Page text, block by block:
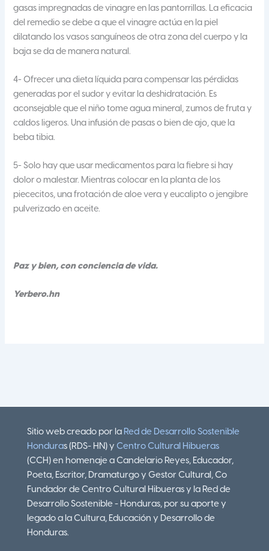
gasas impregnadas de vinagre en las pantorrillas. La eficacia
del remedio se debe a que el vinagre actúa en la piel
dilatando los vasos sanguíneos de otra zona del cuerpo y la
baja se da de manera natural.
4- Ofrecer una dieta líquida para compensar las pérdidas
generadas por el sudor y evitar la deshidratación. Es
aconsejable que el niño tome agua mineral, zumos de fruta y
caldos ligeros. Una infusión de pasas o bien de ajo, que la
beba tibia.
5- Solo hay que usar medicamentos para la fiebre si hay
dolor o malestar. Mientras colocar en la planta de los
piececitos, una frotación de aloe vera y eucalipto o jengibre
pulverizado en aceite.
Paz y bien, con conciencia de vida.
Yerbero.hn
Sitio web creado por la Red de Desarrollo Sostenible
Honduras (RDS- HN) y Centro Cultural Hibueras
(CCH) en homenaje a Candelario Reyes, Educador,
Poeta, Escritor, Dramaturgo y Gestor Cultural, Co
Fundador de Centro Cultural Hibueras y la Red de
Desarrollo Sostenible - Honduras, por su aporte y
legado a la Cultura, Educación y Desarrollo de
Honduras.